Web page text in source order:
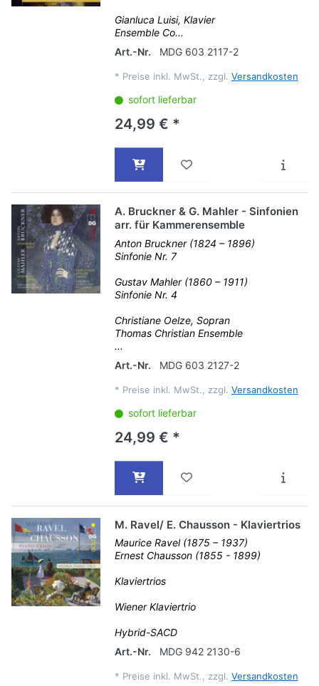
Gianluca Luisi, Klavier
Ensemble Co...
Art.-Nr.
MDG 603 2117-2
* Preise inkl. MwSt., zzgl. Versandkosten
sofort lieferbar
24,99 € *
A. Bruckner & G. Mahler - Sinfonien
arr. für Kammerensemble
Anton Bruckner (1824 – 1896)
Sinfonie Nr. 7
Gustav Mahler (1860 – 1911)
Sinfonie Nr. 4
Christiane Oelze, Sopran
Thomas Christian Ensemble
...
Art.-Nr.
MDG 603 2127-2
* Preise inkl. MwSt., zzgl. Versandkosten
sofort lieferbar
24,99 € *
M. Ravel/ E. Chausson - Klaviertrios
Maurice Ravel (1875 – 1937)
Ernest Chausson (1855 - 1899)
Klaviertrios
Wiener Klaviertrio
Hybrid-SACD
Art.-Nr.
MDG 942 2130-6
* Preise inkl. MwSt., zzgl. Versandkosten